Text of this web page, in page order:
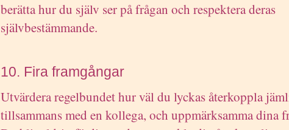
berätta hur du själv ser på frågan och respektera deras
självbestämmande.
10. Fira framgångar
Utvärdera regelbundet hur väl du lyckas återkoppla
tillsammans med en kollega, och uppmärksamma dina